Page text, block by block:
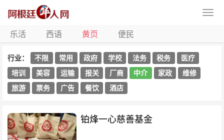
乐活 西语 黄页 便民
行业： 不限 常用 政府 学校 法务 税务
医疗
培训
美容 运输 报关 厂商 中介 家政
维修
旅游
票务 广告 餐饮 酒店
铂烽一心慈善基金